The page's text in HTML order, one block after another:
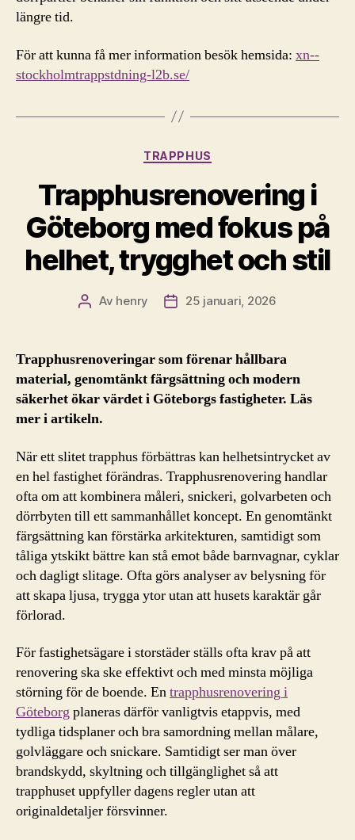
längre tid.
För att kunna få mer information besök hemsida: xn--
stockholmtrappstdning-l2b.se/
Kategorier
TRAPPHUS
Trapphusrenovering i
Göteborg med fokus på
helhet, trygghet och stil
Inläggsförfattare
Av henry Inläggsdatum
25 januari, 2026
Trapphusrenoveringar som förenar hållbara
material, genomtänkt färgsättning och modern
säkerhet ökar värdet i Göteborgs fastigheter. Läs
mer i artikeln.
När ett slitet trapphus förbättras kan helhetsintrycket av
en hel fastighet förändras. Trapphusrenovering handlar
ofta om att kombinera måleri, snickeri, golvarbeten och
dörrbyten till ett sammanhållet koncept. En genomtänkt
färgsättning kan förstärka arkitekturen, samtidigt som
tåliga ytskikt bättre kan stå emot både barnvagnar, cyklar
och dagligt slitage. Ofta görs analyser av belysning för
att skapa ljusa, trygga ytor utan att husets karaktär går
förlorad.
För fastighetsägare i storstäder ställs ofta krav på att
renovering ska ske effektivt och med minsta möjliga
störning för de boende. Entrapphusrenovering i
Göteborgplaneras därför vanligtvis etappvis, med
tydliga tidsplaner och bra samordning mellan målare,
golvläggare och snickare. Samtidigt ser man över
brandskydd, skyltning och tillgänglighet så att
trapphuset uppfyller dagens regler utan att
originaldetaljer försvinner.